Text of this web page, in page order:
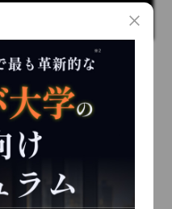
てるための通信制サ
」をつかめるよう、
人が将来のキャリア